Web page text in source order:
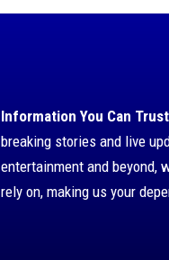
Information You Can
breaking stories and live
entertainment and beyond,
rely on, making us your